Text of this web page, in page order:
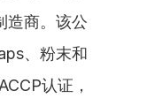
造商。该公
、粉末和
认证，